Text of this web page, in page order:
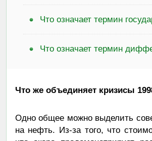
Что означает термин
Что означает термин
Что же объединяет кризисы
Одно общее можно выделить
на нефть. Из-за того, что